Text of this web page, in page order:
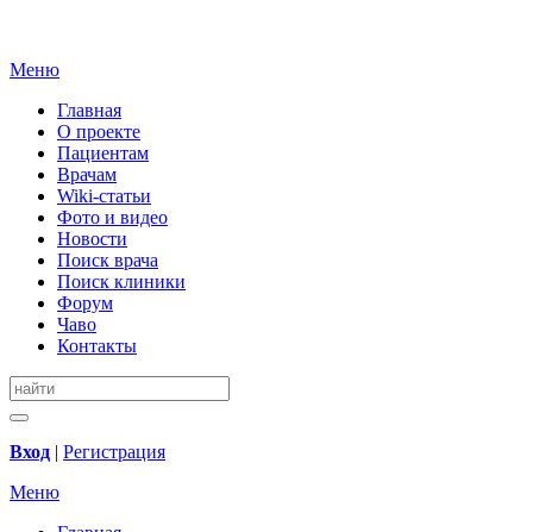
Меню
Главная
О проекте
Пациентам
Врачам
Wiki-статьи
Фото и видео
Новости
Поиск врача
Поиск клиники
Форум
Чаво
Контакты
Вход | Регистрация
Меню